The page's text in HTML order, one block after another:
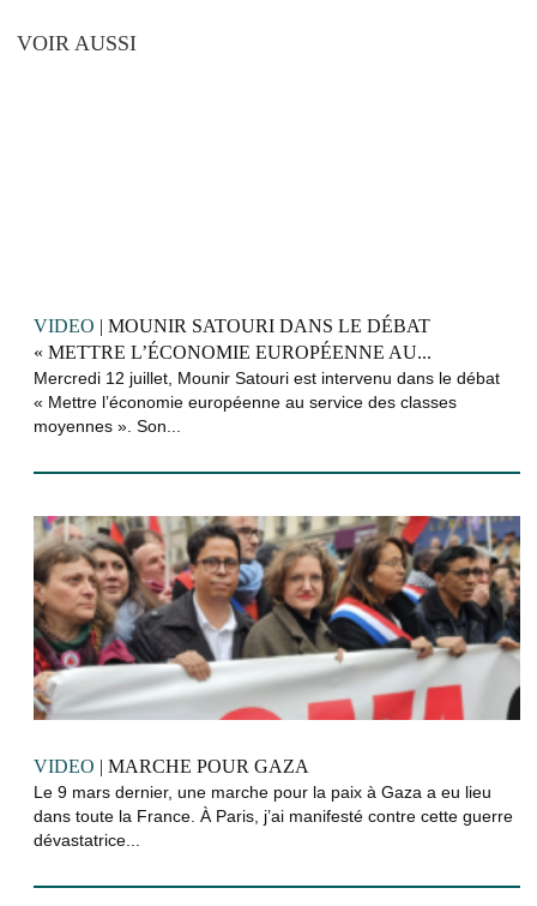
VOIR AUSSI
VIDEO | MOUNIR SATOURI DANS LE DÉBAT
« METTRE L’ÉCONOMIE EUROPÉENNE AU...
Mercredi 12 juillet, Mounir Satouri est intervenu dans le débat
« Mettre l’économie européenne au service des classes
moyennes ». Son...
VIDEO | MARCHE POUR GAZA
Le 9 mars dernier, une marche pour la paix à Gaza a eu lieu
dans toute la France. À Paris, j’ai manifesté contre cette guerre
dévastatrice...